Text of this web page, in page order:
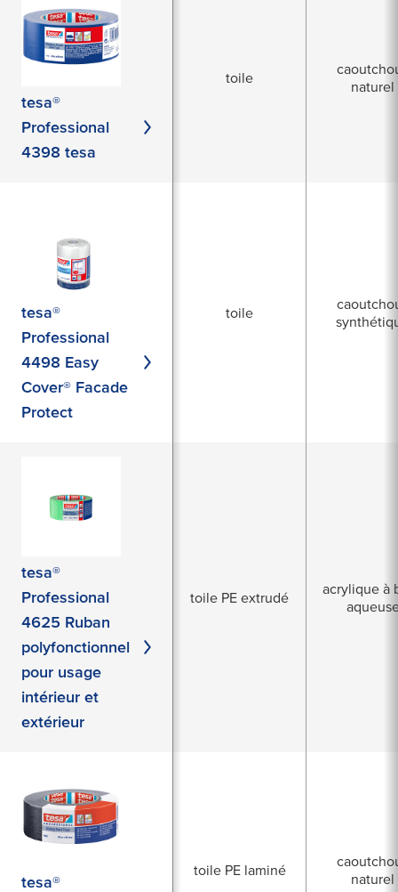
tesa®
Professional
4398 tesa
toile
naturel
tesa®
Professional
4498 Easy
Cover® Facade
Protect
toile
tesa®
Professional
4625 Ruban
polyfonctionnel
pour usage
intérieur et
extérieur
toile PE extrudé
acrylique à
tesa®
toile PE laminé
naturel